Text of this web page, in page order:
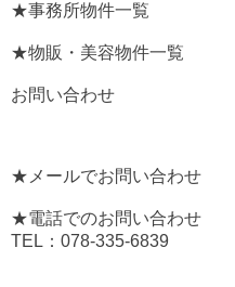
★事務所物件一覧
★物販・美容物件一覧
お問い合わせ
★メールでお問い合わせ
★電話でのお問い合わせ
TEL：078-335-6839